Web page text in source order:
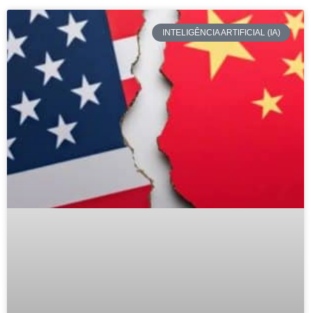
INTELIGÊNCIA ARTIFICIAL (IA)